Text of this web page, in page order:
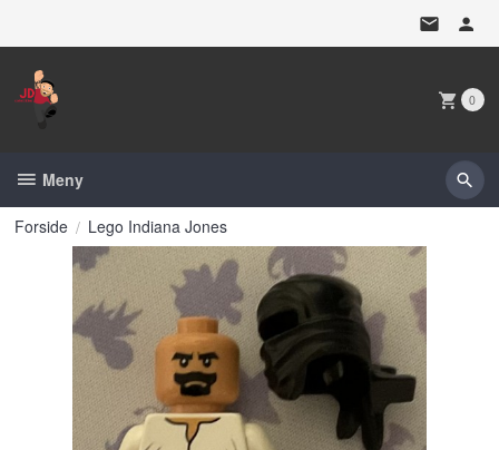
0
Meny
Forside Lego Indiana Jones